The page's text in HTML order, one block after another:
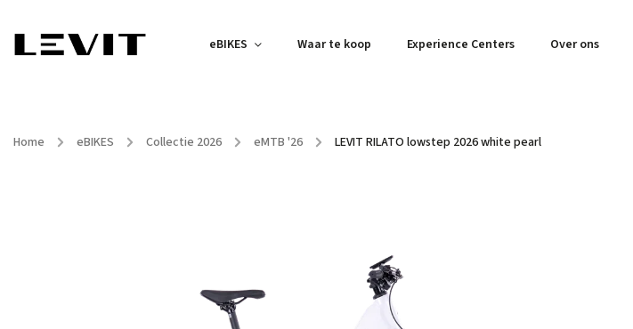
eBIKES Waar te koop Experience Centers Over ons
Home / eBIKES / Collectie 2026 / eMTB '26 / LEVIT RILATO lowstep 2026 white pearl